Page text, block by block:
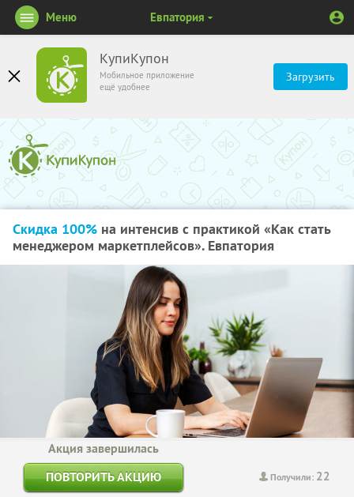
КупиКупон
Мобильное приложение
ещё удобнее
Загрузить
Меню Евпатория
Скидка 100% на интенсив с практикой «Как стать
менеджером маркетплейсов». Евпатория
Получили: 22
Акция завершилась
ПОВТОРИТЬ АКЦИЮ